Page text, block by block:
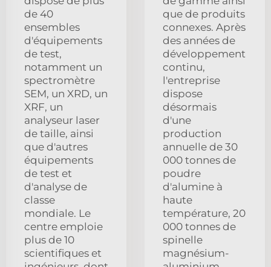
de 40
ensembles
d'équipements
de test,
notamment un
spectromètre
SEM, un XRD, un
XRF, un
analyseur laser
de taille, ainsi
que d'autres
équipements
de test et
d'analyse de
classe
mondiale. Le
centre emploie
plus de 10
scientifiques et
que de produits
connexes. Après
des années de
développement
continu,
l'entreprise
dispose
désormais
d'une
production
annuelle de 30
000 tonnes de
poudre
d'alumine à
haute
température, 20
000 tonnes de
spinelle
magnésium-